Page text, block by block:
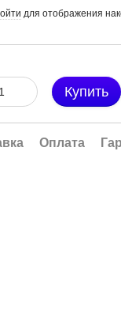
для отображения
Купить
Оплата